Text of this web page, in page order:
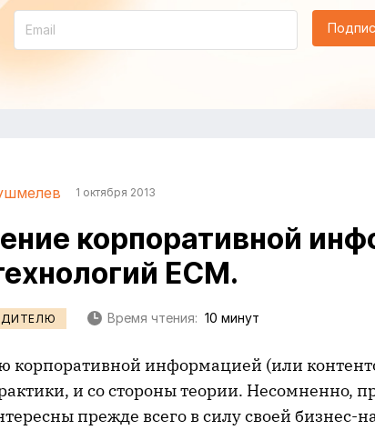
1 октября 2013
корпоративной
ECM.
Время чтения: 10 минут
корпоративной информацией (или
и со стороны теории. Несомненно,
прежде всего в силу своей бизнес-